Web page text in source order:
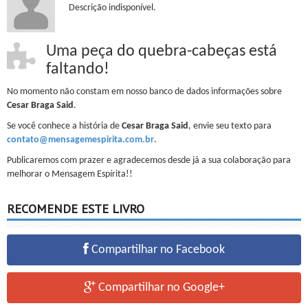
Descrição indisponível.
Uma peça do quebra-cabeças está
faltando!
No momento não constam em nosso banco de dados informações sobre
Cesar Braga Said.
Se você conhece a história de Cesar Braga Said, envie seu texto para
contato@mensagemespirita.com.br.
Publicaremos com prazer e agradecemos desde já a sua colaboração para
melhorar o Mensagem Espírita!!
RECOMENDE ESTE LIVRO
Compartilhar no Facebook
Compartilhar no Google+